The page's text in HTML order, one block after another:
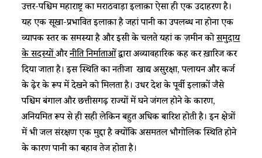
उत्तर-पश्चिम महाराष्ट्र का मराठवाड़ा इलाक़ा ऐसा ही एक उदाहरण है।
यह एक सूखा-प्रभावित इलाक़ा है जहां पानी का उपलब्ध ना होना एक
व्यापक स्तर की समस्या है और इसी के चलते यहां की ज़मीन कोसमुदाय
के सदस्योंऔरनीति निर्माताओंद्वारा अव्यावहारिक कह कर ख़ारिज कर
दिया जाता है। इस स्थिति का नतीजा खाद्य असुरक्षा, पलायन और कर्ज
के ढ़ेर के रूप में देखने को मिलता है। उधर देश के पूर्वी इलाक़ों जैसे
पश्चिम बंगाल और छत्तीसगढ़ राज्यों में घने जंगल होने के कारण,
अनियमित रूप से ही सही लेकिन बहुत अधिक बारिश होती है। इन क्षेत्रों
में भी जल संरक्षण एक मुद्दा है क्योंकि असमतल भौगोलिक स्थिति होने
के कारण पानी का बहाव तेज होता है।